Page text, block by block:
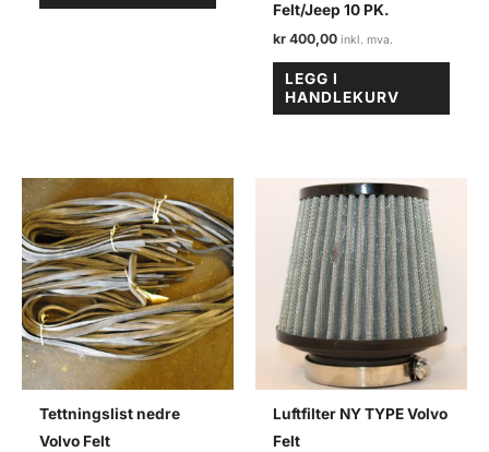
Felt/Jeep 10 PK.
kr 400,00
LEGG I
HANDLEKURV
Tettningslist nedre
Volvo Felt
Luftfilter NY TYPE Volvo
Felt